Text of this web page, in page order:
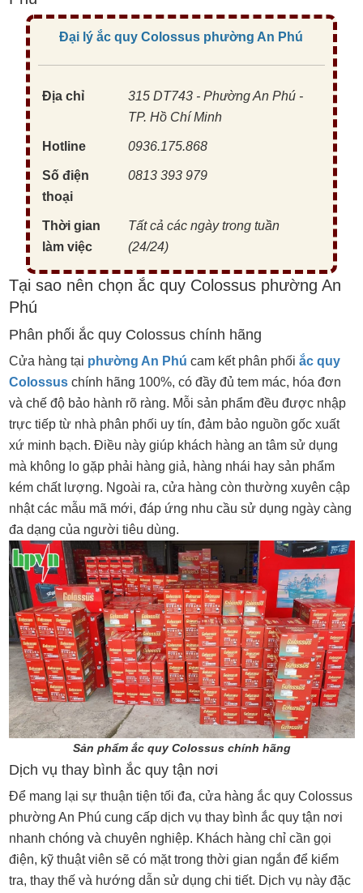
Đại lý ắc quy Colossus phường An Phú
Địa chỉ
315 DT743 - Phường An Phú -
TP. Hồ Chí Minh
Hotline 0936.175.868
Số điện
thoại
0813 393 979
Thời gian
làm việc
Tất cả các ngày trong tuần
(24/24)
Tại sao nên chọn ắc quy Colossus phường An
Phú
Phân phối ắc quy Colossus chính hãng
Cửa hàng tại phường An Phú cam kết phân phối ắc quy
Colossuschính hãng 100%, có đầy đủ tem mác, hóa đơn
và chế độ bảo hành rõ ràng. Mỗi sản phẩm đều được nhập
trực tiếp từ nhà phân phối uy tín, đảm bảo nguồn gốc xuất
xứ minh bạch. Điều này giúp khách hàng an tâm sử dụng
mà không lo gặp phải hàng giả, hàng nhái hay sản phẩm
kém chất lượng. Ngoài ra, cửa hàng còn thường xuyên cập
nhật các mẫu mã mới, đáp ứng nhu cầu sử dụng ngày càng
đa dạng của người tiêu dùng.
Sản phẩm ắc quy Colossus chính hãng
Dịch vụ thay bình ắc quy tận nơi
Để mang lại sự thuận tiện tối đa, cửa hàng ắc quy Colossus
phường An Phú cung cấp dịch vụ thay bình ắc quy tận nơi
nhanh chóng và chuyên nghiệp. Khách hàng chỉ cần gọi
điện, kỹ thuật viên sẽ có mặt trong thời gian ngắn để kiểm
tra, thay thế và hướng dẫn sử dụng chi tiết. Dịch vụ này đặc